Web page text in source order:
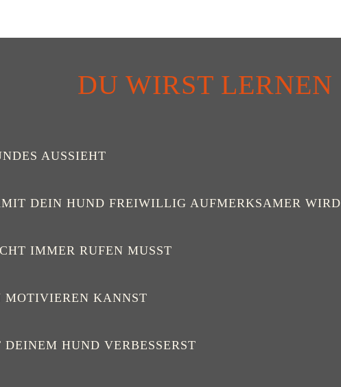
DU WIRST LERNEN
AUSSIEHT
DEIN HUND FREIWILLIG AUFMERKSAMER WIRD
IMMER RUFEN MUSST
MOTIVIEREN KANNST
HUND VERBESSERST